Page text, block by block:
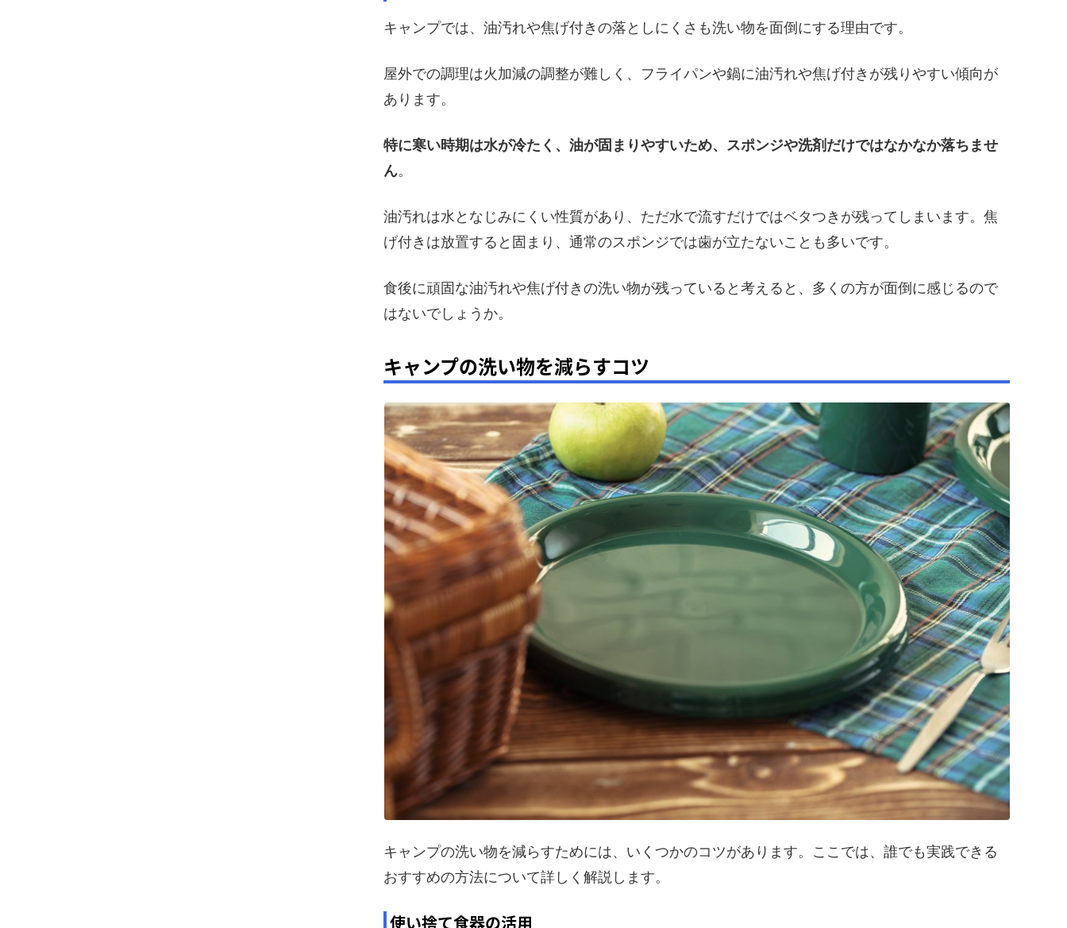
キャンプでは、油汚れや焦げ付きの落としにくさも洗い物を面倒にする理由です。
屋外での調理は火加減の調整が難しく、フライパンや鍋に油汚れや焦げ付きが残りやすい傾向が
あります。
特に寒い時期は水が冷たく、油が固まりやすいため、スポンジや洗剤だけではなかなか落ちませ
ん。
油汚れは水となじみにくい性質があり、ただ水で流すだけではベタつきが残ってしまいます。焦
げ付きは放置すると固まり、通常のスポンジでは歯が立たないことも多いです。
食後に頑固な油汚れや焦げ付きの洗い物が残っていると考えると、多くの方が面倒に感じるので
はないでしょうか。
キャンプの洗い物を減らすコツ
キャンプの洗い物を減らすためには、いくつかのコツがあります。ここでは、誰でも実践できる
おすすめの方法について詳しく解説します。
使い捨て食器の活用